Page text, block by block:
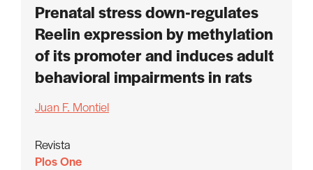
Prenatal stress down-regulates
Reelin expression by methylation
of its promoter and induces adult
behavioral impairments in rats
Juan F. Montiel
Revista
Plos One